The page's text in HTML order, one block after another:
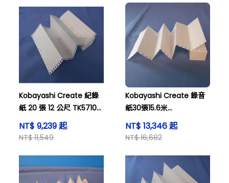
Kobayashi Create 紀錄
紙 20 張 12 公尺 TK5710-
S(K)
NT$ 9,239 起
NT$ 11,549
Kobayashi Create 錄音
紙30張15.6米
AR41005A(K)
NT$ 13,346 起
NT$ 16,682